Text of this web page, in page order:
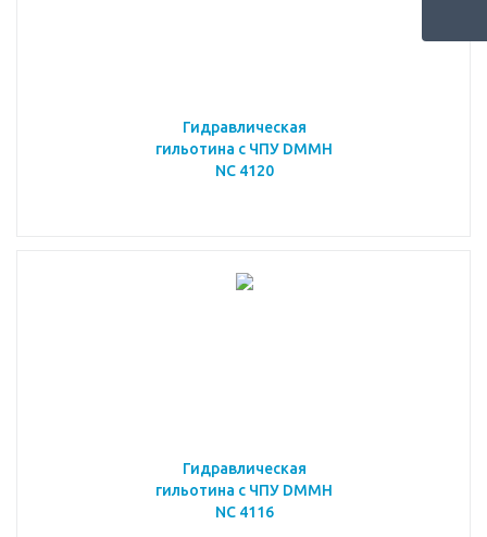
Гидравлическая
гильотина с ЧПУ DMMH
NC 4120
Гидравлическая
гильотина с ЧПУ DMMH
NC 4116